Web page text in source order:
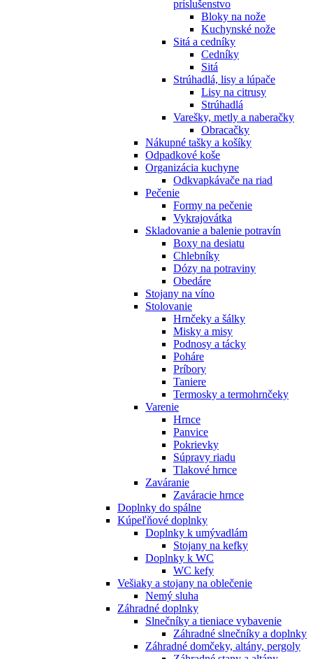
príslušenstvo
Bloky na nože
Kuchynské nože
Sitá a cedníky
Cedníky
Sitá
Strúhadlá, lisy a lúpače
Lisy na citrusy
Strúhadlá
Varešky, metly a naberačky
Obracačky
Nákupné tašky a košíky
Odpadkové koše
Organizácia kuchyne
Odkvapkávače na riad
Pečenie
Formy na pečenie
Vykrajovátka
Skladovanie a balenie potravín
Boxy na desiatu
Chlebníky
Dózy na potraviny
Obedáre
Stojany na víno
Stolovanie
Hrnčeky a šálky
Misky a misy
Podnosy a tácky
Poháre
Príbory
Taniere
Termosky a termohrnčeky
Varenie
Hrnce
Panvice
Pokrievky
Súpravy riadu
Tlakové hrnce
Zaváranie
Zaváracie hrnce
Doplnky do spálne
Kúpeľňové doplnky
Doplnky k umývadlám
Stojany na kefky
Doplnky k WC
WC kefy
Vešiaky a stojany na oblečenie
Nemý sluha
Záhradné doplnky
Slnečníky a tieniace vybavenie
Záhradné slnečníky a doplnky
Záhradné domčeky, altány, pergoly